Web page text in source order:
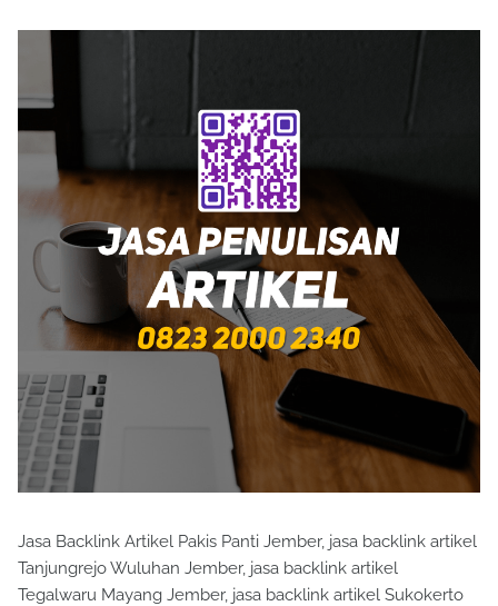
Jasa Backlink Artikel Pakis Panti Jember, jasa backlink artikel
Tanjungrejo Wuluhan Jember, jasa backlink artikel
Tegalwaru Mayang Jember, jasa backlink artikel Sukokerto